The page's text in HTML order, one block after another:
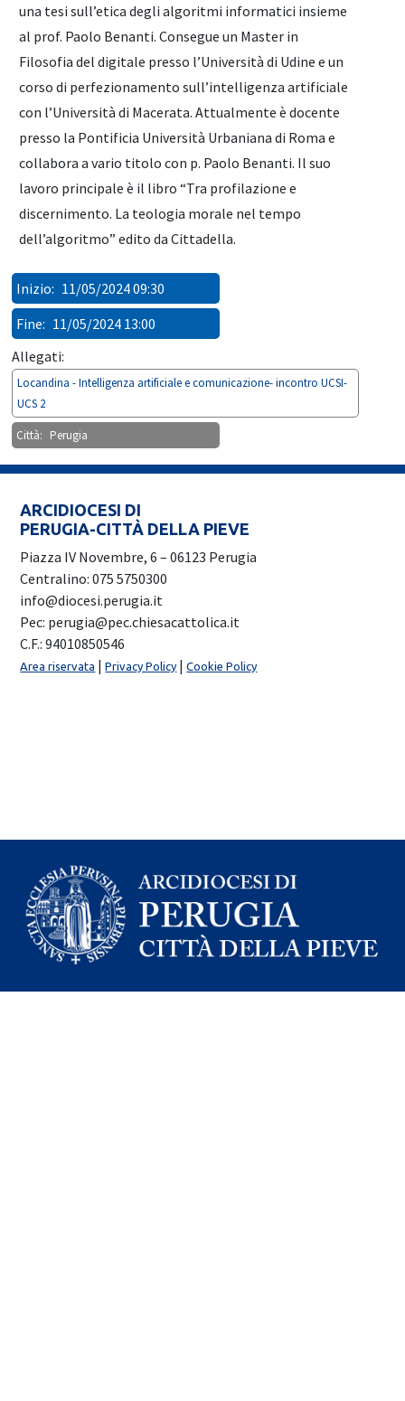
una tesi sull’etica degli algoritmi informatici insieme
al prof. Paolo Benanti. Consegue un Master in
Filosofia del digitale presso l’Università di Udine e un
corso di perfezionamento sull’intelligenza artificiale
con l’Università di Macerata. Attualmente è docente
presso la Pontificia Università Urbaniana di Roma e
collabora a vario titolo con p. Paolo Benanti. Il suo
lavoro principale è il libro “Tra profilazione e
discernimento. La teologia morale nel tempo
dell’algoritmo” edito da Cittadella.
Inizio: 11/05/2024 09:30
Fine: 11/05/2024 13:00
Allegati:
Locandina - Intelligenza artificiale e comunicazione- incontro UCSI-
UCS 2
Città: Perugia
ARCIDIOCESI DI
PERUGIA-CITTÀ DELLA PIEVE
Piazza IV Novembre, 6 – 06123 Perugia
Centralino: 075 5750300
info@diocesi.perugia.it
Pec: perugia@pec.chiesacattolica.it
C.F.: 94010850546
Area riservata |Privacy Policy |Cookie Policy